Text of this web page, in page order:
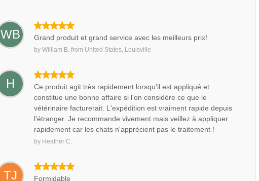
WB Grand produit et grand service avec les meilleurs prix!
byWilliam B. from United States, Louisville
H
Ce produit agit très rapidement lorsqu'il est appliqué et
constitue une bonne affaire si l'on considère ce que le
vétérinaire facturerait. L'expédition est vraiment rapide depuis
l'étranger. Je recommande vivement mais veillez à appliquer
rapidement car les chats n'apprécient pas le traitement !
by Heather C.
TJ Formidable